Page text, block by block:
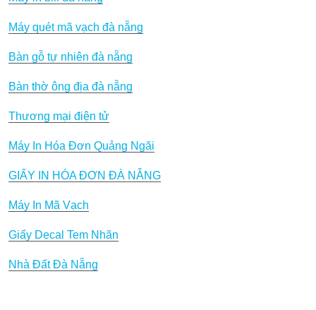
Máy quét mã vạch đà nẵng
Bàn gỗ tự nhiên đà nẵng
Bàn thờ ông địa đà nẵng
Thương mại điện tử
Máy In Hóa Đơn Quảng Ngãi
GIẤY IN HÓA ĐƠN ĐÀ NẴNG
Máy In Mã Vạch
Giấy Decal Tem Nhãn
Nhà Đất Đà Nẵng